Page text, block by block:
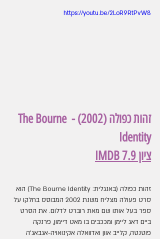
https://youtu.be/2LoR9RtPvW8
זהות כפולה (2002) - The Bourne
Identity
ציון IMDB 7.9
זהות כפולה (באנגלית: The Bourne Identity) הוא
סרט פעולה מצליח משנת 2002 המבוסס בחלקו על
ספר בעל אותו שם מאת רוברט לדלום. את הסרט
ביים דאג ליימן ומככבים בו מאט דיימון, פרנקה
פוטנטה, קלייב אוון ואדוואלה אקינואויה-אגבאג'ה